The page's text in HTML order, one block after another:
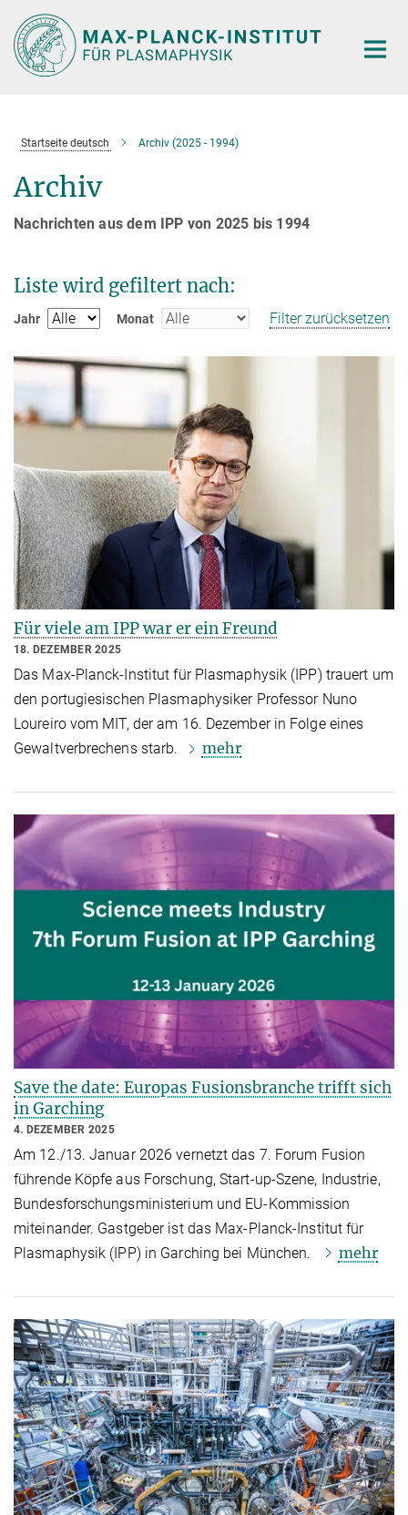
Hauptinhalt
Startseite deutsch Archiv (2025 - 1994)
Archiv
Nachrichten aus dem IPP von 2025 bis 1994
Liste wird gefiltert nach:
Jahr Monat Filter zurücksetzen
Für viele am IPP war er ein Freund
18. DEZEMBER 2025
Das Max-Planck-Institut für Plasmaphysik (IPP) trauert um
den portugiesischen Plasmaphysiker Professor Nuno
Loureiro vom MIT, der am 16. Dezember in Folge eines
Gewaltverbrechens starb.
mehr
Save the date: Europas Fusionsbranche trifft sich
in Garching
4. DEZEMBER 2025
Am 12./13. Januar 2026 vernetzt das 7. Forum Fusion
führende Köpfe aus Forschung, Start-up-Szene, Industrie,
Bundesforschungsministerium und EU-Kommission
miteinander. Gastgeber ist das Max-Planck-Institut für
Plasmaphysik (IPP) in Garching bei München.
mehr